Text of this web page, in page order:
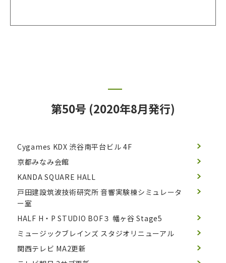
第50号 (2020年8月発行)
Cygames KDX 渋谷南平台ビル 4F
京都みなみ会館
KANDA SQUARE HALL
戸田建設筑波技術研究所 音響実験棟シミュレータ
ー室
HALF H・P STUDIO BOF３ 幡ヶ谷 Stage5
ミュージックブレインズ スタジオリニューアル
関西テレビ MA2更新